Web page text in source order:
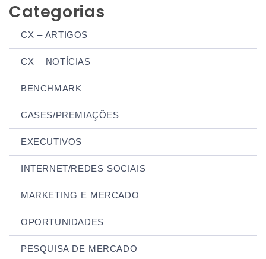
Categorias
CX – ARTIGOS
CX – NOTÍCIAS
BENCHMARK
CASES/PREMIAÇÕES
EXECUTIVOS
INTERNET/REDES SOCIAIS
MARKETING E MERCADO
OPORTUNIDADES
PESQUISA DE MERCADO